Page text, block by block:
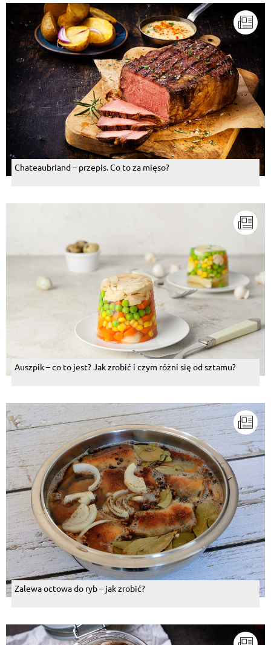
Chateaubriand – przepis. Co to za mięso?
Auszpik – co to jest? Jak zrobić i czym różni się od sztamu?
Zalewa octowa do ryb – jak zrobić?